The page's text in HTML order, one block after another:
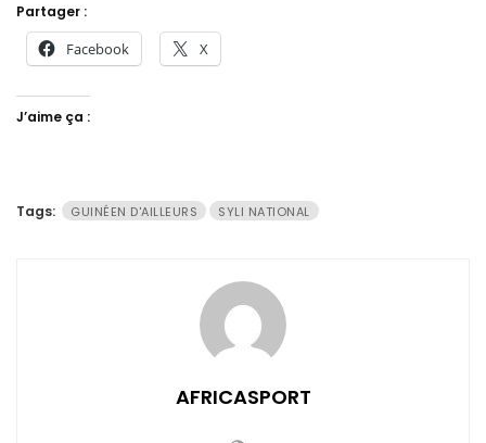
Partager :
Facebook X
J’aime ça :
Tags: GUINÉEN D'AILLEURS SYLI NATIONAL
AFRICASPORT